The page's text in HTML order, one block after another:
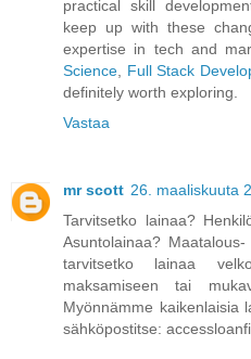
practical skill
keep up with these
expertise in tech and
Science
Full Stack
definitely worth exploring.
Vastaa
mr scott 26. maaliskuuta
Tarvitsetko lainaa?
Asuntolainaa?
tarvitsetko lainaa
maksamiseen tai
Myönnämme kaikenlaisia
sähköpostitse: